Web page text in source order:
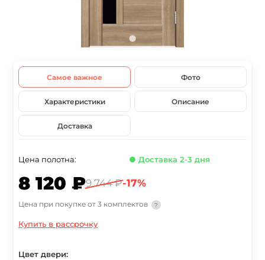
Самое важное Фото
Характеристики Описание
Доставка
Цена полотна: ● Доставка 2-3 дня
8 120 ₽9 744 ₽-17%
Цена при покупке от 3 комплектов ?
Купить в рассрочку
Цвет двери: